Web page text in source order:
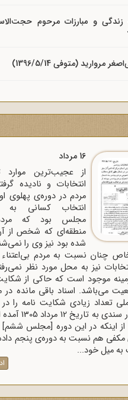
زندگی و مبارزات مرحوم
(متوفی 1396/5/14)
16 مرداد
از عجیب‌ترین موارد
انتخابات و نادیده
مردم در دوره‌ی پهلوی
انتخاب کسانی به
مجلس بود که
منطقه‌ای که شخص از
شده بود نیز وی را
چنان نسبت به مردم بی‌اعتناء
نیز به محل مورد نظر
زمینه موجود است که حاکی از
می‌باشد. اسناد باقی مانده در
تعداد زیادی شکایت نامه را در
نشان می‌دهد. در
از اینکه در این دوره [مجلس ششم]
مکفی هم نسبت به دوره‌ی پنجم
میل خود...